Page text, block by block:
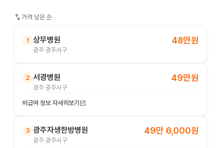
swap_vert 가격 낮은 순
1 상무병원
광주 광주서구
48만원
2 서광병원
광주 광주서구
49만원
비급여 정보 자세히보기 open_in_new
3 광주자생한방병원
광주 광주서구
49만 6,000원